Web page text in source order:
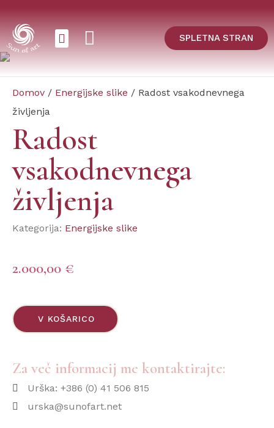
SPLETNA STRAN
Domov / Energijske slike / Radost vsakodnevnega
življenja
Radost
vsakodnevnega
življenja
Kategorija: Energijske slike
2.000,00 €
V KOŠARICO
Za več informacij me kontaktirajte:
Urška: +386 (0) 41 506 815
urska@sunofart.net